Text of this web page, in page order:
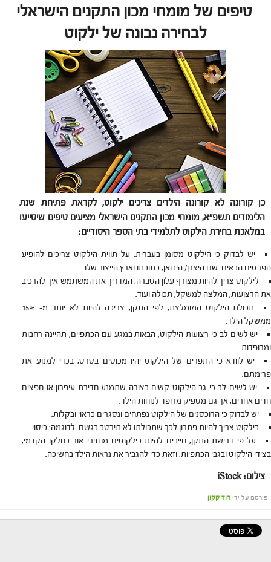
טיפים של מומחי מכון התקנים הישראלי
לבחירה נבונה של ילקוט
כן קורונה לא קורונה הילדים צריכים ילקוט, לקראת פתיחת שנת
הלימודים תשפ"א, מומחי מכון התקנים הישראלי מציעים טיפים שיסייעו
במלאכת בחירת הילקוט לתלמידי בתי הספר היסודיים:
יש לבדוק כי הילקוט מסומן בעברית. על תווית הילקוט צריכים להופיע
הפרטים הבאים: שם היצרן/ היבואן, כתובתו וארץ הייצור שלו.
לילקוט צריך להיות מצורף עלון הסברה, המדריך את המשתמש איך להרכיב
את הרצועות, המלצה למשקל, תכולה ועוד.
תכולת הילקוט המומלצת, לפי התקן, צריכה להיות לא יותר מ- 15%
ממשקל הילד.
יש לשים לב כי רצועות הילקוט, הבאות במגע עם הכתפיים, תהיינה רחבות
ומרופדות.
יש לוודא כי התפרים של הילקוט יהיו מכוסים בסרט, בכדי למנוע את
פרימתם.
יש לשים לב כי גב הילקוט קשיח בצורה שתמנע חדירת עיפרון או חפצים
חדים אחרים, אך גם מספיק מרופד לנוחות הילד.
יש לבדוק כי הרוכסנים של הילקוט נפתחים ונסגרים כראוי ובקלות.
בילקוט צריך להיות פתרון לכך שתכולתו לא תירטב בגשם. לדוגמה: כיסוי.
על פי דרישת התקן, חייבים להיות בילקוטים מחזירי אור בחלקו הקדמי,
בצידי הילקוט ובגבי הכתפיות, וזאת כדי להגביר את נראות הילד בחשיכה.
צילום: iStock
פורסם על ידי דוד קקון